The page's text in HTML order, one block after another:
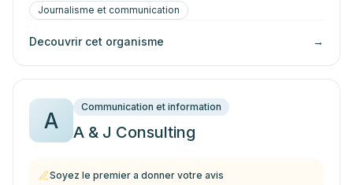
Journalisme et communication
Decouvrir cet organisme →
A
Communication et information
A & J Consulting
Soyez le premier a donner votre avis